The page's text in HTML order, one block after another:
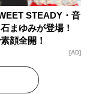
STEADY・音
まゆみが登場！
顔全開！
AD